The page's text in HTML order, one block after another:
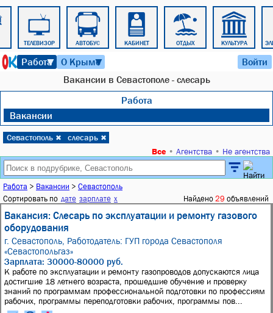
ТЕЛЕВИЗОР АВТОБУС КАБИНЕТ ОТДЫХ КУЛЬТУРА
Работа
▼ О Крыме
▼ Войти
Вакансии в Севастополе - слесарь
Работа
Вакансии
Севастополь ✖ слесарь ✖
Все • Агентства • Не агентства
Работа > Вакансии > Севастополь
Сортировать по дате зарплате x Найдено 29 объявлений
Вакансия: Слесарь по эксплуатации и ремонту газового
оборудования
г. Севастополь, Работодатель: ГУП города Севастополя
«Севастопольгаз»
Зарплата: 30000-80000 руб.
К работе по эксплуатации и ремонту газопроводов допускаются лица
достигшие 18 летнего возраста, прошедшие обучение и проверку
знаний по программам профессиональной подготовки по профессиям
рабочих, программы переподготовки рабочих, программы пов...